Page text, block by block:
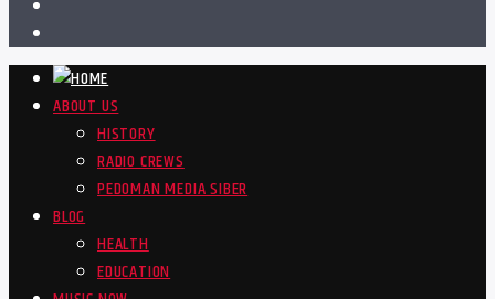
ABOUT US
HISTORY
RADIO CREWS
PEDOMAN MEDIA SIBER
BLOG
HEALTH
EDUCATION